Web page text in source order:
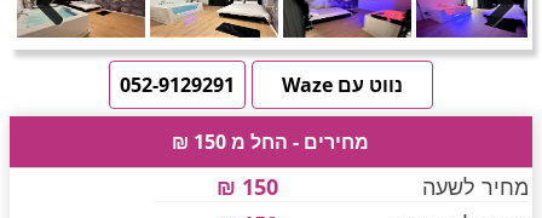
חדרים לפי שעה בנגב
חדרים לפי שעה בגליל עליון
Previous
Next
052-9129291
נווט עם Waze
מחירים - החל מ 150 ₪
מחיר לשעה
150 ₪